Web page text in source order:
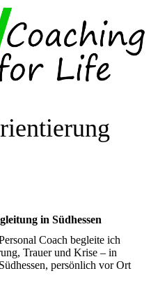
in Südhessen
Coach begleite ich
Trauer und Krise – in
persönlich vor Ort